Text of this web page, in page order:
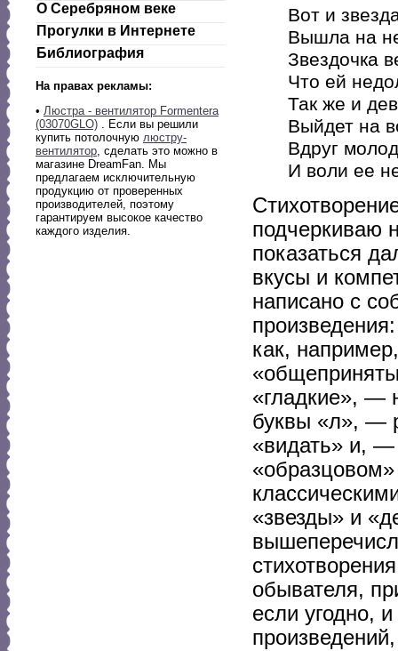
О Серебряном веке
Прогулки в Интернете
Библиография
На правах рекламы:
• Люстра - вентилятор Formentera
(03070GLO) . Если вы решили
купить потолочную люстру-
вентилятор, сделать это можно в
магазине DreamFan. Мы
предлагаем исключительную
продукцию от проверенных
производителей, поэтому
гарантируем высокое качество
каждого изделия.
Вот и
Вышла на
Звездочка
Что ей
Так же и
Выйдет на
Вдруг
И воли ее
подчеркиваю
показаться
вкусы и
написано с
как,
«гладкие», —
буквы «л», —
«видать» и, —
«звезды» и
обывателя,
если угодно,